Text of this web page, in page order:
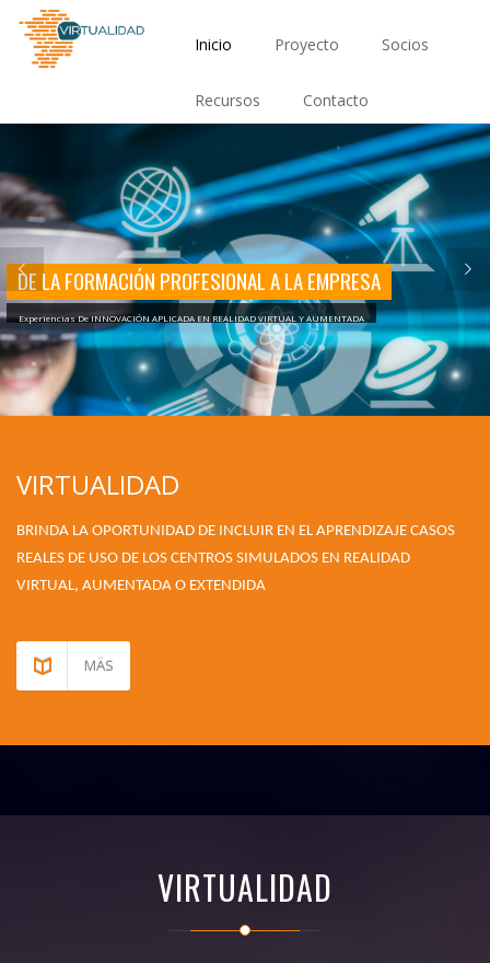
Pasar
contenido
Main
Inicio Proyecto Socios
Recursos Contacto
DE LA FORMACIÓN PROFESIONAL A LA EMPRESA
Experiencias De INNOVACIÓN APLICADA EN REALIDAD VIRTUAL Y AUMENTADA
VIRTUALIDAD
BRINDA LA OPORTUNIDAD DE INCLUIR EN EL APRENDIZAJE CASOS
REALES DE USO DE LOS CENTROS SIMULADOS EN REALIDAD
VIRTUAL, AUMENTADA O EXTENDIDA
MÄS
VIRTUALIDAD